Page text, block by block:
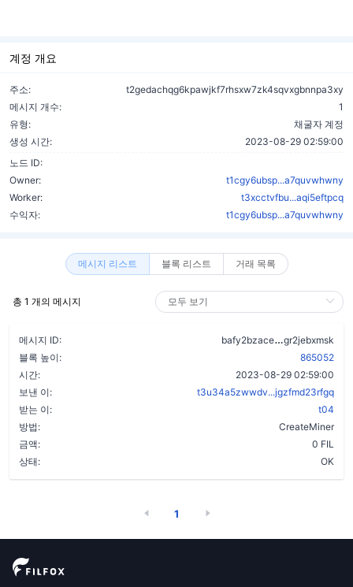
계정 개요
주소:
t2gedachqg6kpawjkf7rhsxw7zk4sqvxgbnnpa3xy
메시지 개수:
1
유형:
채굴자 계정
생성 시간:
2023-08-29 02:59:00
노드 ID:
Owner:
t1cgy6ubsp...a7quvwhwny
Worker:
t3xcctvfbu...aqi5eftpcq
수익자:
t1cgy6ubsp...a7quvwhwny
메시지 리스트 블록 리스트 거래 목록
총 1 개의 메시지
메시지 ID: bafy2bzace
gr2jebxmsk
블록 높이:
865052
시간:
2023-08-29 02:59:00
보낸 이:
t3u34a5zwwdv...jgzfmd23rfgq
받는 이:
t04
방법:
CreateMiner
금액:
0 FIL
상태:
OK
1